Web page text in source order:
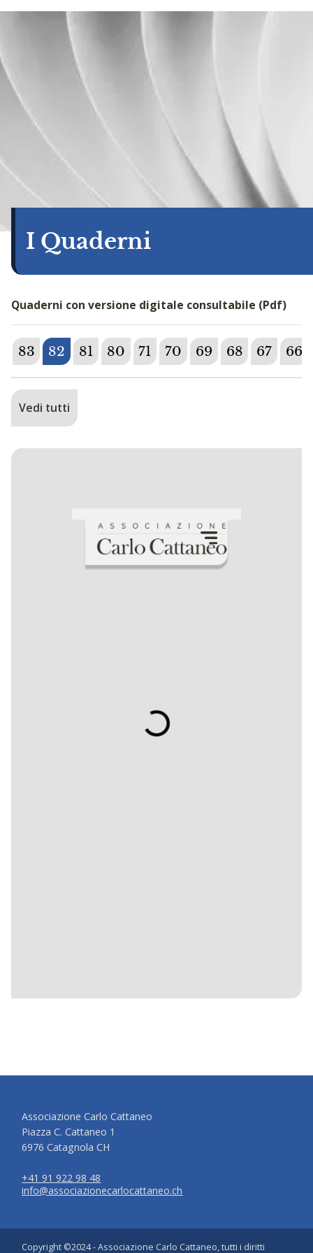
I Quaderni
Quaderni con versione digitale consultabile (Pdf)
83 82 81 80 71 70 69 68 67 66
Vedi tutti
Associazione Carlo Cattaneo
Piazza C. Cattaneo 1
6976 Catagnola CH
+41 91 922 98 48
info@associazionecarlocattaneo.ch
Copyright ©2024 - Associazione Carlo Cattaneo, tutti i diritti